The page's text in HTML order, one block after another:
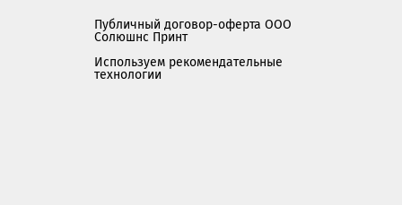
Публичный договор-оферта ООО
Солюшнс Принт
Используем рекомендательные
технологии